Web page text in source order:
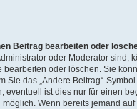
Beitrag bearbeiten oder
oder Moderator sind,
bearbeiten oder löschen. Sie
Sie das „Ändere Beitrag“-
eventuell ist dies nur für einen
Wenn bereits jemand